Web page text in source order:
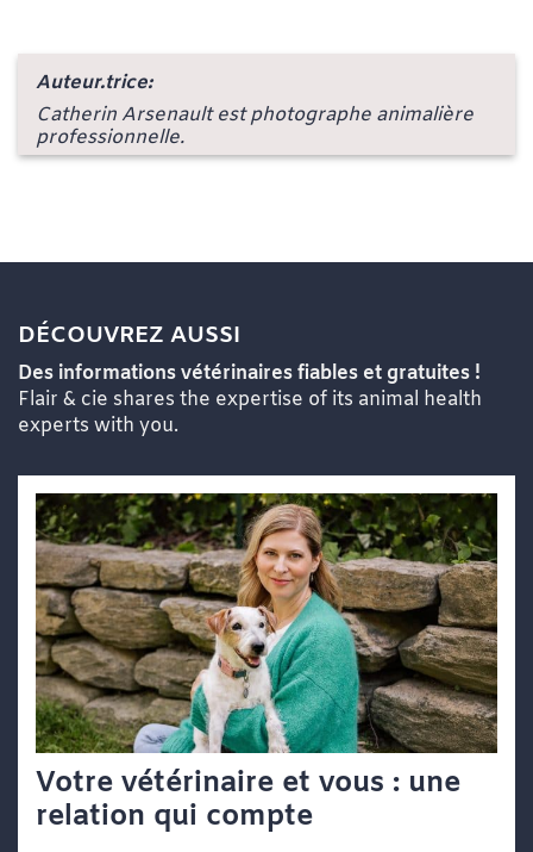
Auteur.trice:
Catherin Arsenault est photographe animalière
professionnelle.
DÉCOUVREZ AUSSI
Des informations vétérinaires fiables et gratuites !
Flair & cie shares the expertise of its animal health
experts with you.
Votre vétérinaire et vous : une
relation qui compte